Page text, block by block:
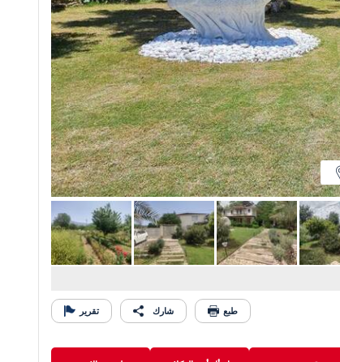
طبع شارك تقرير